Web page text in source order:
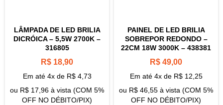
LÂMPADA DE LED BRILIA
DICRÓICA – 5,5W 2700K –
316805
R$ 18,90
Em até 4x de R$4,73
ou R$ 17,96 à vista (COM 5%
OFF NO DÉBITO/PIX)
PAINEL DE LED BRILIA
SOBREPOR REDONDO –
22CM 18W 3000K – 438381
R$ 49,00
Em até 4x de R$12,25
ou R$ 46,55 à vista (COM 5%
OFF NO DÉBITO/PIX)